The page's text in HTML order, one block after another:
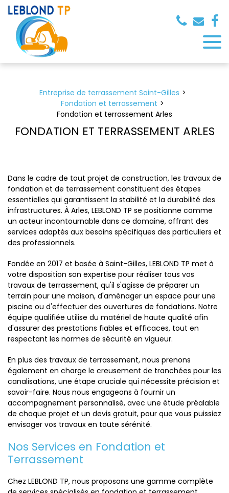
Entreprise de terrassement Saint-Gilles
Fondation et terrassement
Fondation et terrassement Arles
FONDATION ET TERRASSEMENT ARLES
Dans le cadre de tout projet de construction, les travaux de
fondation et de terrassement constituent des étapes
essentielles qui garantissent la stabilité et la durabilité des
infrastructures. À Arles, LEBLOND TP se positionne comme
un acteur incontournable dans ce domaine, offrant des
services adaptés aux besoins spécifiques des particuliers et
des professionnels.
Fondée en 2017 et basée à Saint-Gilles, LEBLOND TP met à
votre disposition son expertise pour réaliser tous vos
travaux de terrassement, qu'il s'agisse de préparer un
terrain pour une maison, d'aménager un espace pour une
piscine ou d'effectuer des ouvertures de fondations. Notre
équipe qualifiée utilise du matériel de haute qualité afin
d'assurer des prestations fiables et efficaces, tout en
respectant les normes de sécurité en vigueur.
En plus des travaux de terrassement, nous prenons
également en charge le creusement de tranchées pour les
canalisations, une étape cruciale qui nécessite précision et
savoir-faire. Nous nous engageons à fournir un
accompagnement personnalisé, avec une étude préalable
de chaque projet et un devis gratuit, pour que vous puissiez
envisager vos travaux en toute sérénité.
Nos Services en Fondation et
Terrassement
Chez LEBLOND TP, nous proposons une gamme complète
Panneau de gestion des cookies